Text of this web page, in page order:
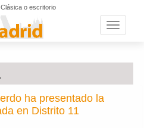
o escritorio
Toggle
ha presentado la
en Distrito 11